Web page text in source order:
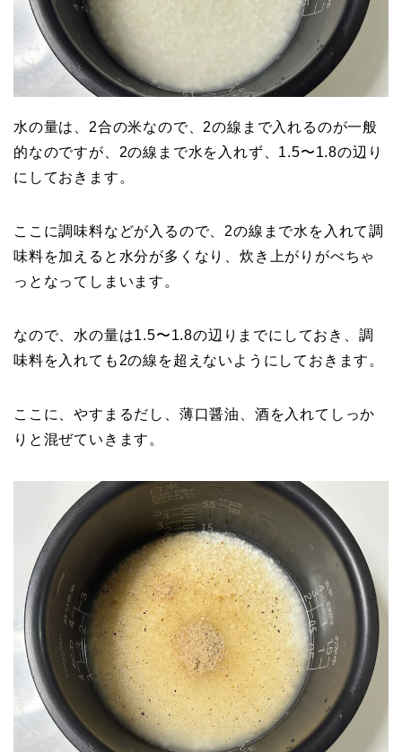
水の量は、2合の米なので、2の線まで入れるのが一般
的なのですが、2の線まで水を入れず、1.5〜1.8の辺り
にしておきます。
ここに調味料などが入るので、2の線まで水を入れて調
味料を加えると水分が多くなり、炊き上がりがべちゃ
っとなってしまいます。
なので、水の量は1.5〜1.8の辺りまでにしておき、調
味料を入れても2の線を超えないようにしておきます。
ここに、やすまるだし、薄口醤油、酒を入れてしっか
りと混ぜていきます。